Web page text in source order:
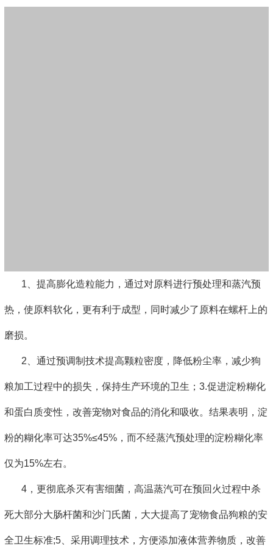
1、提高膨化造粒能力，通过对原料进行预处理和蒸汽预
热，使原料软化，更有利于成型，同时减少了原料在螺杆上的
磨损。
2、通过预调制技术提高颗粒密度，降低粉尘率，减少狗
粮加工过程中的损失，保持生产环境的卫生；3.促进淀粉糊化
和蛋白质变性，改善宠物对食品的消化和吸收。结果表明，淀
粉的糊化率可达35%≤45%，而不经蒸汽预处理的淀粉糊化率
仅为15%左右。
4，更彻底杀灭有害细菌，高温蒸汽可在预回火过程中杀
死大部分大肠杆菌和沙门氏菌，大大提高了宠物食品狗粮的安
全卫生标准;5、采用调理技术，方便添加液体营养物质，改善